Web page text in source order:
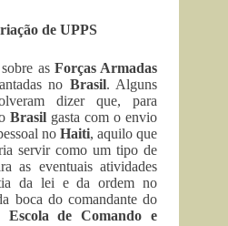
de UPPS
as Forças Armadas
no Brasil. Alguns
dizer que, para
oBrasil gasta com o envio
no Haiti, aquilo que
servir como um tipo de
as eventuais atividades
da lei e da ordem no
boca do comandante do
Escola de Comando e